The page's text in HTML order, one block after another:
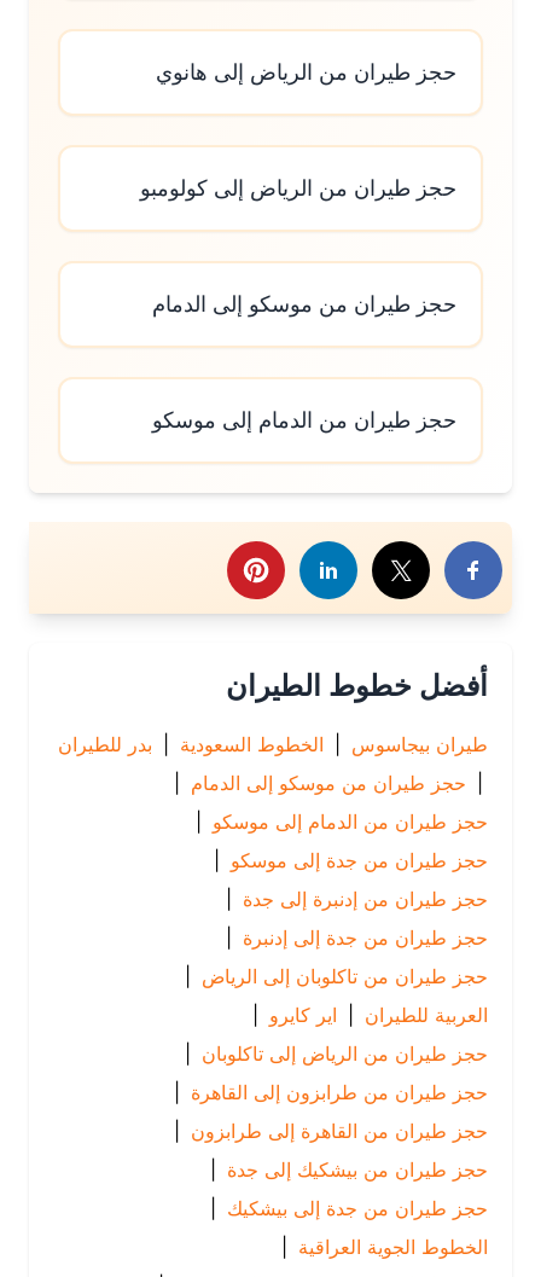
حجز طيران من الرياض إلى هانوي
حجز طيران من الرياض إلى كولومبو
حجز طيران من موسكو إلى الدمام
حجز طيران من الدمام إلى موسكو
هذا الموضوع
أفضل خطوط الطيران
طيران بيجاسوس | الخطوط السعودية | بدر للطيران
حجز طيران من موسكو إلى الدمام
|
حجز طيران من الدمام إلى موسكو |
حجز طيران من جدة إلى موسكو |
حجز طيران من إدنبرة إلى جدة
حجز طيران من جدة إلى إدنبرة |
حجز طيران من تاكلوبان إلى الرياض
|
العربية للطيران | اير كايرو
|
حجز طيران من الرياض إلى تاكلوبان |
حجز طيران من طرابزون إلى القاهرة |
حجز طيران من القاهرة إلى طرابزون |
حجز طيران من بيشكيك إلى جدة
حجز طيران من جدة إلى بيشكيك |
الخطوط الجوية العراقية